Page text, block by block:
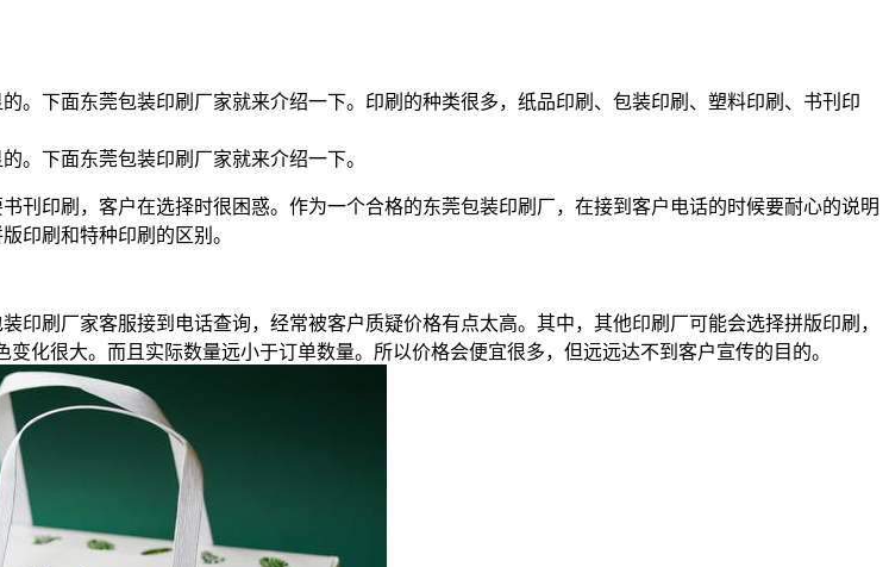
。下面东莞包装印刷厂家就来介绍一下。印刷的种类很多，纸品印刷、包装印刷、塑料印刷、书刊印
。下面东莞包装印刷厂家就来介绍一下。
刊印刷，客户在选择时很困惑。作为一个合格的东莞包装印刷厂，在接到客户电话的时候要耐心的说明
印刷和特种印刷的区别。
刷厂家客服接到电话查询，经常被客户质疑价格有点太高。其中，其他印刷厂可能会选择拼版印刷，
化很大。而且实际数量远小于订单数量。所以价格会便宜很多，但远远达不到客户宣传的目的。